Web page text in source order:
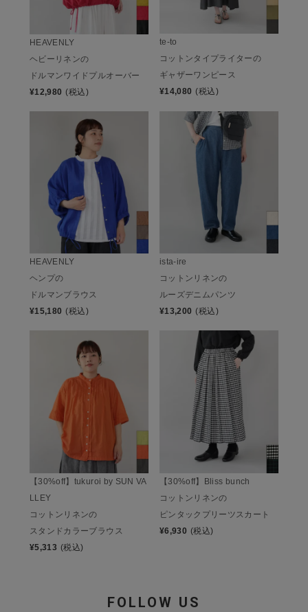
HEAVENLY
ヘビーリネンの
ドルマンワイドプルオーバー
¥12,980 (税込)
te-to
コットンタイプライターの
ギャザーワンピース
¥14,080 (税込)
HEAVENLY
ヘンプの
ドルマンブラウス
¥15,180 (税込)
ista-ire
コットンリネンの
ルーズデニムパンツ
¥13,200 (税込)
【30%off】tukuroi by SUN VA
LLEY
コットンリネンの
スタンドカラーブラウス
¥5,313 (税込)
【30%off】Bliss bunch
コットンリネンの
ピンタックプリーツスカート
¥6,930 (税込)
FOLLOW US